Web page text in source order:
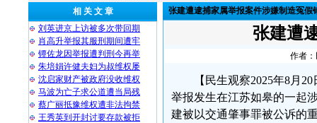
相 关 文 章
刘英进京上访被多次带回期
肖高升举报其服刑期间遭牢
镡佐龙因举报遭判刑今再举
朱培娟许健夫妇为叔维权屡
沈启家财产被政府没收维权
马波为亡子求公道遭当局残
蔡广丽抵豫维权遭非法拘禁
王秀英到开封讨要存款被拒
张建遭逮捕家属举报案件涉嫌制造冤假
张建遭
作者：
【民生观察2025年8月
举报发生在江苏如皋的一起
建被以交通肇事罪被公诉的